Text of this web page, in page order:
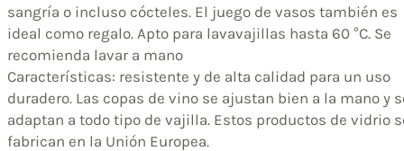
sangría o incluso cócteles. El juego de vasos también es
ideal como regalo. Apto para lavavajillas hasta 60 °C. Se
recomienda lavar a mano
Características: resistente y de alta calidad para un uso
duradero. Las copas de vino se ajustan bien a la mano y
adaptan a todo tipo de vajilla. Estos productos de vidrio
fabrican en la Unión Europea.